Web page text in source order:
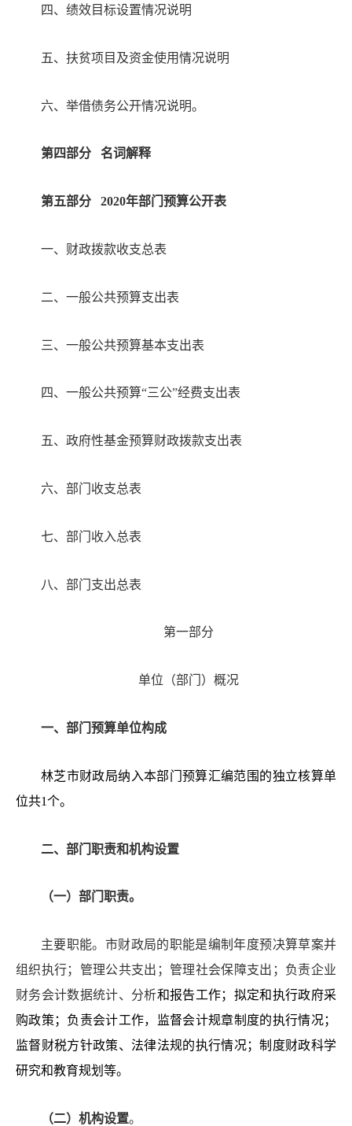
四、 绩效目标设置情况说明
五、 扶贫项目及资金使用情况说明
六、 举借债务公开情况说明。
第四部分 名词解释
第五部分 2020年部门预算公开表
一、财政拨款收支总表
二、一般公共预算支出表
三、一般公共预算基本支出表
四、一般公共预算“三公”经费支出表
五、政府性基金预算财政拨款支出表
六、部门收支总表
七、部门收入总表
八、部门支出总表
第一部分
单位 （部门 ） 概况
一、部门预算单位构成
林芝市财政局纳入本部门 预算汇编范围的独立核算单
位共1个。
二、部门职责和机构设置
（一）部门职责。
主要职能。市财政局的职能是编制年度预决算草案并
组织执行；管理公共支出；管理社会保障支出；负责企业
财务会计数据统计、分析和报告工作；拟定和执行政府采
购政策；负责会计工作，监督会计规章制度的执行情况；
监督财税方针政策、法律法规的执行情况；制度财政科学
研究和教育规划等。
（二） 机构设置。